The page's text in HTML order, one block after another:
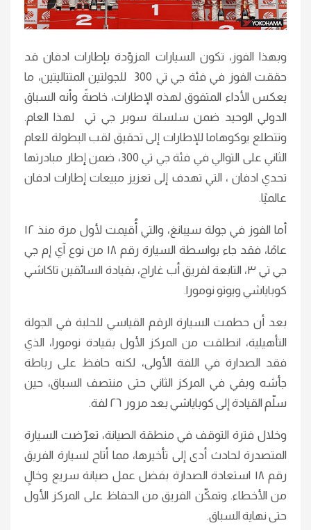
وبهذا الفوز، تكون السيارات المزوّدة بإطارات ادفان قد
حققت الفوز في فئة جي تي 300 للجولتين المتتاليتين، ما
يعكس الأداء المتفوق لهذه الإطارات، خاصةً وأنه السباق
الدولي الوحيد ضمن سلسلة سوبر جي تي لهذا العام.
وتتطلع يوكوهاما للإطارات إلى تحقيق لقب البطولة للعام
الثاني على التوالي في فئة جي تي 300، ضمن إطار مبادرتها
تحدي ادفان ، التي تهدف إلى تعزيز مبيعات إطارات ادفان
عالميًا.
أما الفوز في جولة سيبانغ، والتي أُقيمت لأول مرة منذ ١٢
عامًا، فقد جاء بواسطة السيارة رقم ١٨ من نوع آي إم جي
جي تي ٣، التابعة لفريق أب غاراج، بقيادة السائقين تاكاشي
كوباياشي ويوتو نومورا.
بعد أن حطمت السيارة الرقم القياسي للحلبة في الجولة
التأهيلية، انطلقت من المركز الأول بقيادة نومورا، الذي
فقد الصدارة في اللفة الأولى، لكنه حافظ على رباطة
جأشه وبقي في المركز الثاني حتى منتصف السباق، حين
سلّم القيادة إلى كوباياشي بعد مرور ٢٦ لفة.
وخلال فترة التوقف في منطقة الصيانة، تعرّضت السيارة
المتصدرة لحادث أدى إلى تأخيرها، مما أتاح لسيارة الفريق
رقم ١٨ استعادة الصدارة بفضل عمل صيانة سريع وخالٍ
من الأخطاء. وتمكّن الفريق من الحفاظ على المركز الأول
حتى نهاية السباق.